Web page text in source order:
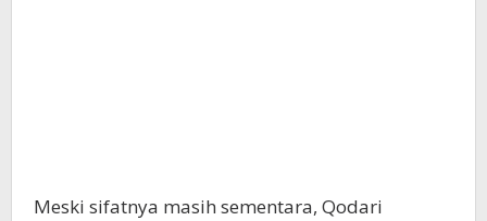
Meski sifatnya masih sementara, Qodari